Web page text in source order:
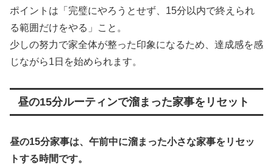
ポイントは「完璧にやろうとせず、15分以内で終えられ
る範囲だけをやる」こと。
少しの努力で家全体が整った印象になるため、達成感を感
じながら1日を始められます。
昼の15分ルーティンで溜まった家事をリセット
昼の15分家事は、午前中に溜まった小さな家事をリセッ
トする時間です。